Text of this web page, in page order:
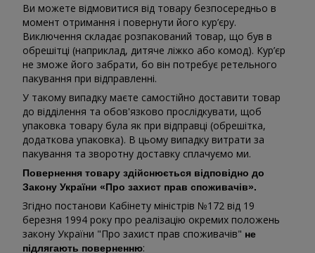
Ви можете відмовитися від товару безпосередньо в
момент отримання і повернути його кур’єру.
Виключення складає розпакований товар, що був в
обрешітці (наприклад, дитяче ліжко або комод). Кур’єр
не зможе його забрати, бо він потребує ретельного
пакування при відправленні.
У такому випадку маєте самостійно доставити товар
до відділення та обов'язково прослідкувати, щоб
упаковка товару була як при відправці (обрешітка,
додаткова упаковка). В цьому випадку витрати за
пакування та зворотну доставку сплачуємо ми.
Повернення товару здійснюється відповідно до
Закону України «Про захист прав споживачів».
Згідно постанови Кабінету міністрів №172 від 19
березня 1994 року про реалізацію окремих положень
закону України "Про захист прав споживачів" не
підлягають поверненню: